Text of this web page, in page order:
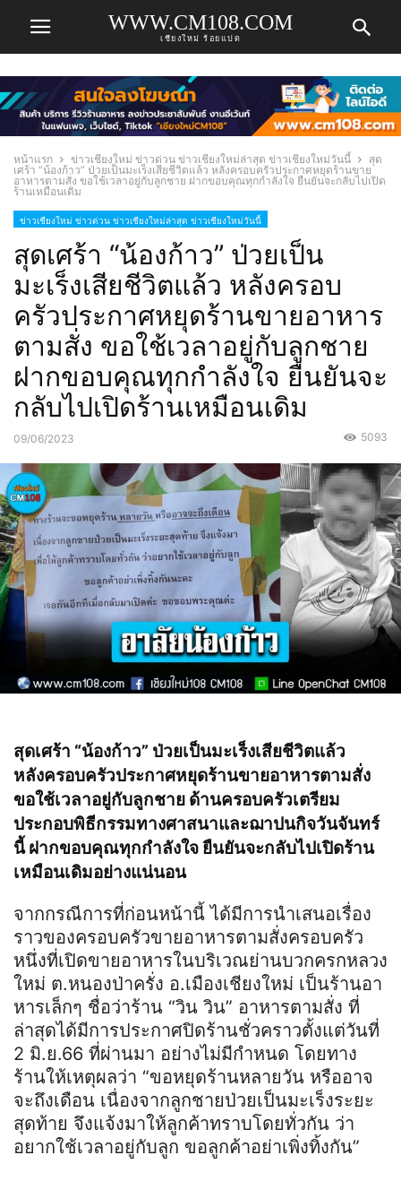
WWW.CM108.COM
เชียงใหม่ ร้อยแปด
หน้าแรก ข่าวเชียงใหม่ ข่าวด่วน ข่าวเชียงใหม่ล่าสุด ข่าวเชียงใหม่วันนี้
สุด
เศร้า “น้องก้าว” ป่วยเป็นมะเร็งเสียชีวิตแล้ว หลังครอบครัวประกาศหยุดร้านขาย
อาหารตามสั่ง ขอใช้เวลาอยู่กับลูกชาย ฝากขอบคุณทุกกำลังใจ ยืนยันจะกลับไปเปิด
ร้านเหมือนเดิม
ข่าวเชียงใหม่ ข่าวด่วน ข่าวเชียงใหม่ล่าสุด ข่าวเชียงใหม่วันนี้
สุดเศร้า “น้องก้าว” ป่วยเป็น
มะเร็งเสียชีวิตแล้ว หลังครอบ
ครัวประกาศหยุดร้านขายอาหาร
ตามสั่ง ขอใช้เวลาอยู่กับลูกชาย
ฝากขอบคุณทุกกำลังใจ ยืนยันจะ
กลับไปเปิดร้านเหมือนเดิม
09/06/2023 5093
สุดเศร้า “น้องก้าว” ป่วยเป็นมะเร็งเสียชีวิตแล้ว
หลังครอบครัวประกาศหยุดร้านขายอาหารตามสั่ง
ขอใช้เวลาอยู่กับลูกชาย ด้านครอบครัวเตรียม
ประกอบพิธีกรรมทางศาสนาและฌาปนกิจวันจันทร์
นี้ ฝากขอบคุณทุกกำลังใจ ยืนยันจะกลับไปเปิดร้าน
เหมือนเดิมอย่างแน่นอน
จากกรณีการที่ก่อนหน้านี้ ได้มีการนำเสนอเรื่อง
ราวของครอบครัวขายอาหารตามสั่งครอบครัว
หนึ่งที่เปิดขายอาหารในบริเวณย่านบวกครกหลวง
ใหม่ ต.หนองป่าครั่ง อ.เมืองเชียงใหม่ เป็นร้านอา
หารเล็กๆ ชื่อว่าร้าน “วิน วิน” อาหารตามสั่ง ที่
ล่าสุดได้มีการประกาศปิดร้านชั่วคราวตั้งแต่วันที่
2 มิ.ย.66 ที่ผ่านมา อย่างไม่มีกำหนด โดยทาง
ร้านให้เหตุผลว่า “ขอหยุดร้านหลายวัน หรืออาจ
จะถึงเดือน เนื่องจากลูกชายป่วยเป็นมะเร็งระยะ
สุดท้าย จึงแจ้งมาให้ลูกค้าทราบโดยทั่วกัน ว่า
อยากใช้เวลาอยู่กับลูก ขอลูกค้าอย่าเพิ่งทิ้งกัน”